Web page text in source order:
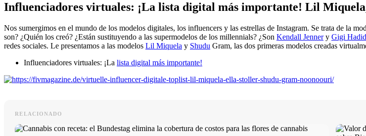
Influenciadores virtuales: ¡La lista digital más importante! Lil
Nos sumergimos en el mundo de los modelos digitales, los influencers y las estrellas de Instagram. Se trata de la
son? ¿Quién los creó? ¿Están sustituyendo a las supermodelos de los millennials? ¿Son Kendall Jennery Gigi Hadid
redes sociales. Le presentamos a las modelos Lil Miquela y Shudu Gram, las dos primeras modelos creadas
Influenciadores virtuales: ¡La lista digital más importante!
RELACIONADO